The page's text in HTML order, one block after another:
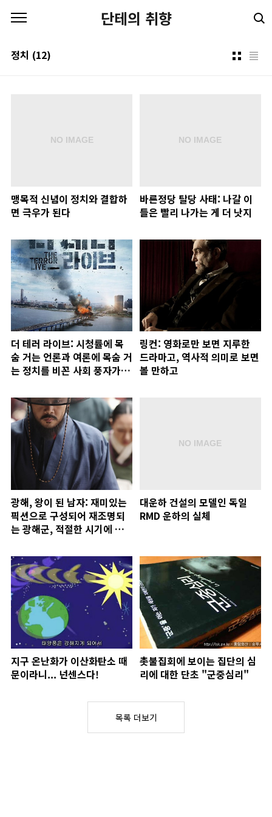
단테의 취향
정치 (12)
맹목적 신념이 정치와 결합하
면 극우가 된다
바른정당 탈당 사태: 나갈 이
들은 빨리 나가는 게 더 낫지
더 테러 라이브: 시청률에 목
숨 거는 언론과 여론에 목숨 거
는 정치를 비꼰 사회 풍자가 볼
링컨: 영화로만 보면 지루한
드라마고, 역사적 의미로 보면
볼 만하고
광해, 왕이 된 남자: 재미있는
픽션으로 구성되어 재조명되
는 광해군, 적절한 시기에 개
대운하 건설의 모델인 독일
RMD 운하의 실체
지구 온난화가 이산화탄소 때
문이라니... 넌센스다!
촛불집회에 보이는 집단의 심
리에 대한 단초 "군중심리"
목록 더보기